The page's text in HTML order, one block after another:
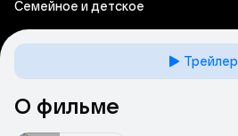
Семейное и детское
Трейлер
О фильме